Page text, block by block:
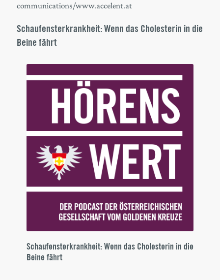
communications/www.accelent.at
Schaufensterkrankheit: Wenn das Cholesterin in die
Beine fährt
Player
Schaufensterkrankheit: Wenn das Cholesterin in die
Beine fährt